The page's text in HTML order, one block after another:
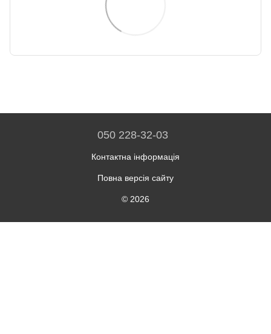
050 228-32-03
Контактна інформація
Повна версія сайту
© 2026